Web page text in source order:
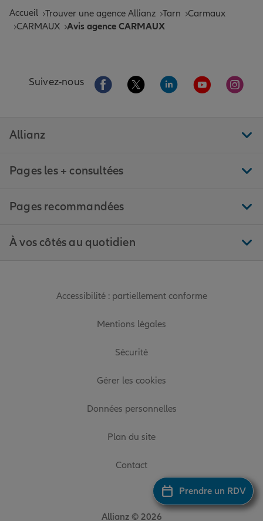
Prendre un RDV
Accueil Trouver une agence Allianz Tarn
Carmaux
CARMAUX Avis agence CARMAUX
Suivez-nous Aller sur la page Facebook de Allianz
Aller sur la page Twitter de
Aller sur la page
Aller sur la
Aller
Allianz
Pages les + consultées
Pages recommandées
À vos côtés au quotidien
Accessibilité : partiellement conforme
Mentions légales
Sécurité
Gérer les cookies
Données personnelles
Plan du site
Contact
Allianz © 2026